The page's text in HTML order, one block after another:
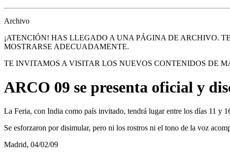
Archivo
¡ATENCIÓN! HAS LLEGADO A UNA PÁGINA DE ARCHIVO.
MOSTRARSE ADECUADAMENTE.
TE INVITAMOS A VISITAR LOS NUEVOS CONTENIDOS DE
ARCO 09 se presenta oficial y
La Feria, con India como país invitado, tendrá lugar entre los días 11 y
Se esforzaron por disimular, pero ni los rostros ni el tono de la voz
Madrid, 04/02/09